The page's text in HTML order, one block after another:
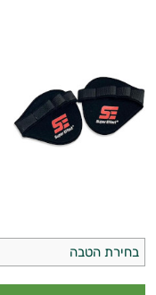
השינה
בחירת הטבה